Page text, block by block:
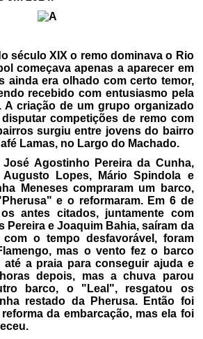
século XIX o remo dominava o Rio
começava apenas a aparecer em
ainda era olhado com certo temor,
recebido com entusiasmo pela
A criação de um grupo organizado
competições de remo com
surgiu entre jovens do bairro
Lamas, no Largo do Machado.
Agostinho Pereira da Cunha,
Augusto Lopes, Mário Spindola e
Meneses compraram um barco,
e o reformaram. Em 6 de
antes citados, juntamente com
Pereira e Joaquim Bahia, saíram da
o tempo desfavorável, foram
mas o vento fez o barco
até a praia para conseguir ajuda e
depois, mas a chuva parou
barco, o "Leal", resgatou os
restado da Pherusa. Então foi
da embarcação, mas ela foi